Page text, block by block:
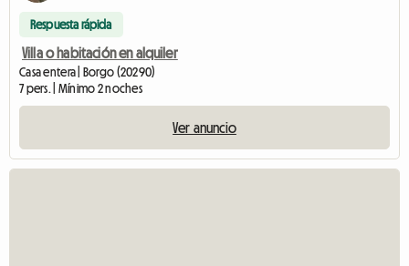
Respuesta rápida
Villa o habitación en alquiler
Casa entera | Borgo (20290)
7 pers. | Mínimo 2 noches
Ver anuncio